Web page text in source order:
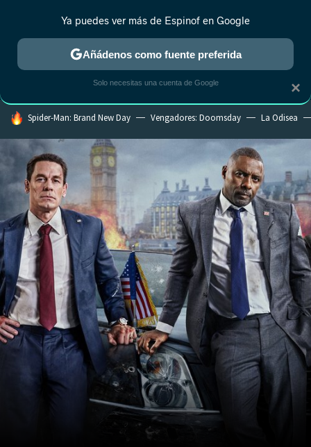
ESTRENOS REALITY ANIME RANKINGS CINE
HOY SE HABLA DE
Spider-Man: Brand New Day Vengadores: Doomsday La Odisea
×
Ya puedes ver más de Espinof en Google
Añádenos como fuente preferida
Solo necesitas una cuenta de Google